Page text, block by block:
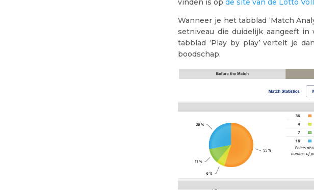
vinden is opde site van de Lotto
Wanneer je het tabblad ‘Match
setniveau die duidelijk aangeeft
tabblad ‘Play by play’ vertelt je
boodschap.